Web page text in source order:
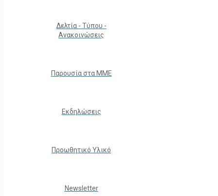
Δελτία - Τύπου -
Ανακοινώσεις
Παρουσία στα ΜΜΕ
Εκδηλώσεις
Προωθητικό Υλικό
Νewsletter